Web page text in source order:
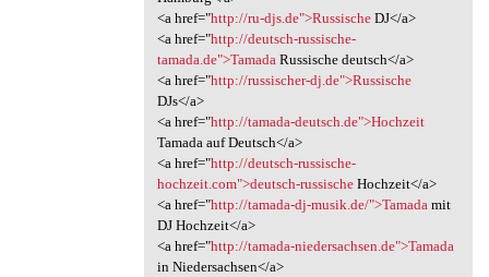
<a href="http://ru-djs.de">RussischeDJ</a>
<a href="http://deutsch-russische-
tamada.de">Tamada Russische deutsch</a>
<a href="http://russischer-dj.de">Russische
DJs</a>
<a href="http://tamada-deutsch.de">Hochzeit
Tamada auf Deutsch</a>
<a href="http://deutsch-russische-
hochzeit.com">deutsch-russischeHochzeit</a>
<a href="http://tamada-dj-musik.de/">Tamada mit
DJ Hochzeit</a>
<a href="http://tamada-niedersachsen.de">Tamada
in Niedersachsen</a>